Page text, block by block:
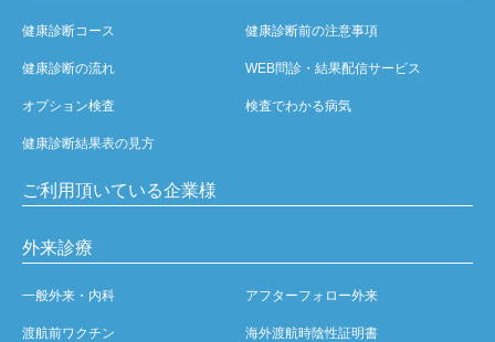
健康診断コース 健康診断前の注意事項
健康診断の流れ WEB問診・結果配信サービス
オプション検査 検査でわかる病気
健康診断結果表の見方
ご利用頂いている企業様
外来診療
一般外来・内科 アフターフォロー外来
渡航前ワクチン 海外渡航時陰性証明書